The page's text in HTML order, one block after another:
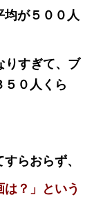
均が５００人
りすぎて、ブ
５０人くら
らおらず、
は？」という